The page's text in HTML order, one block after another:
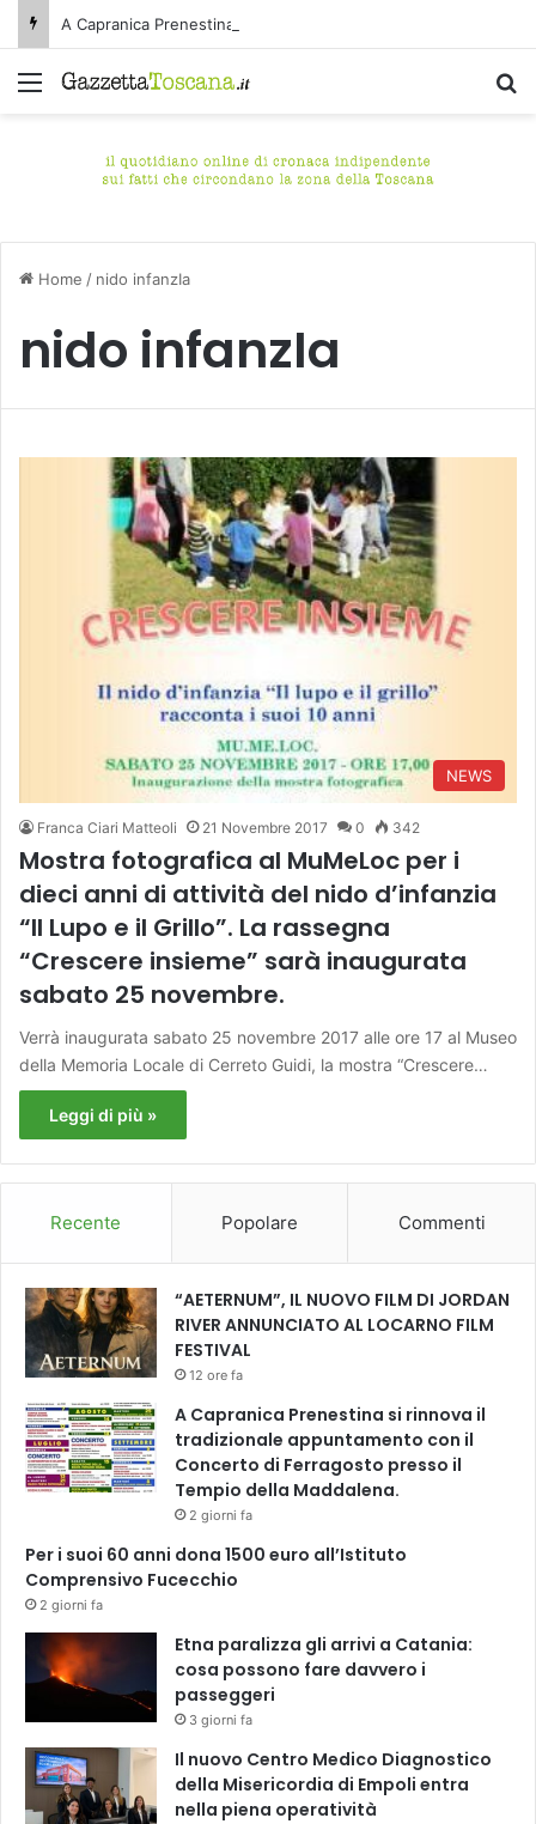
Menu
Home / nido infanzIa
nido infanzIa
NEWS
Franca Ciari Matteoli 21 Novembre 2017 0 342
Mostra fotografica al MuMeLoc per i
dieci anni di attività del nido d’infanzia
“Il Lupo e il Grillo”. La rassegna
“Crescere insieme” sarà inaugurata
sabato 25 novembre.
Verrà inaugurata sabato 25 novembre 2017 alle ore 17 al Museo
della Memoria Locale di Cerreto Guidi, la mostra “Crescere…
Leggi di più »
Recente Popolare Commenti
“AETERNUM”, IL NUOVO FILM DI JORDAN
RIVER ANNUNCIATO AL LOCARNO FILM
FESTIVAL
12 ore fa
A Capranica Prenestina si rinnova il
tradizionale appuntamento con il
Concerto di Ferragosto presso il
Tempio della Maddalena.
2 giorni fa
Per i suoi 60 anni dona 1500 euro all’Istituto
Comprensivo Fucecchio
2 giorni fa
Etna paralizza gli arrivi a Catania:
cosa possono fare davvero i
passeggeri
3 giorni fa
Il nuovo Centro Medico Diagnostico
della Misericordia di Empoli entra
nella piena operatività